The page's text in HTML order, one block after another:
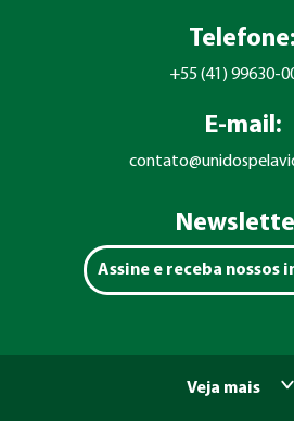
Telefone:
+55 (41) 99630-
E-mail:
Assine e receba nossos
Veja mais